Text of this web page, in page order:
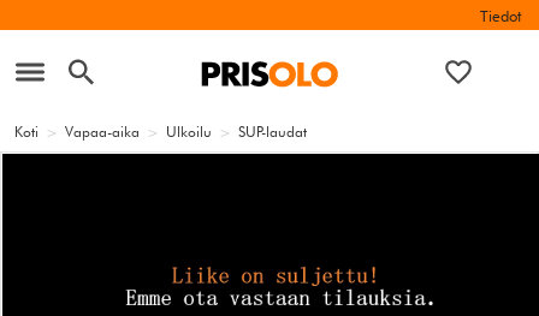
Tiedot
Koti > Vapaa-aika > Ulkoilu > SUP-laudat